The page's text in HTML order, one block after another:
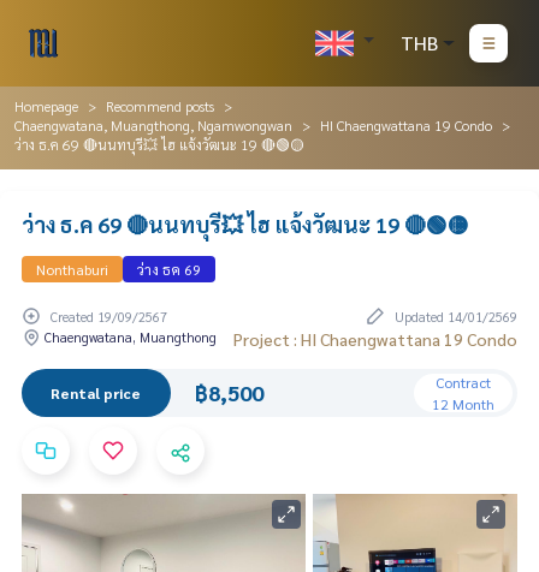
THB
Homepage
Recommend posts
Chaengwatana, Muangthong, Ngamwongwan
HI Chaengwattana 19 Condo
ว่าง ธ.ค 69 🔴นนทบุรี💥 ไฮ แจ้งวัฒนะ 19 🔴🟢🟡
ว่าง ธ.ค 69 🔴นนทบุรี💥 ไฮ แจ้งวัฒนะ 19 🔴🟢🟡
Nonthaburi ว่าง ธค 69
Created 19/09/2567
Updated 14/01/2569
Chaengwatana, Muangthong
Project : HI Chaengwattana 19 Condo
Rental price ฿8,500
Contract
12 Month